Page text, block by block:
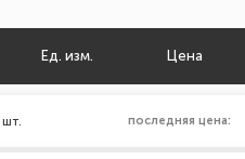
Ед. изм. Цена
шт. последняя цена: